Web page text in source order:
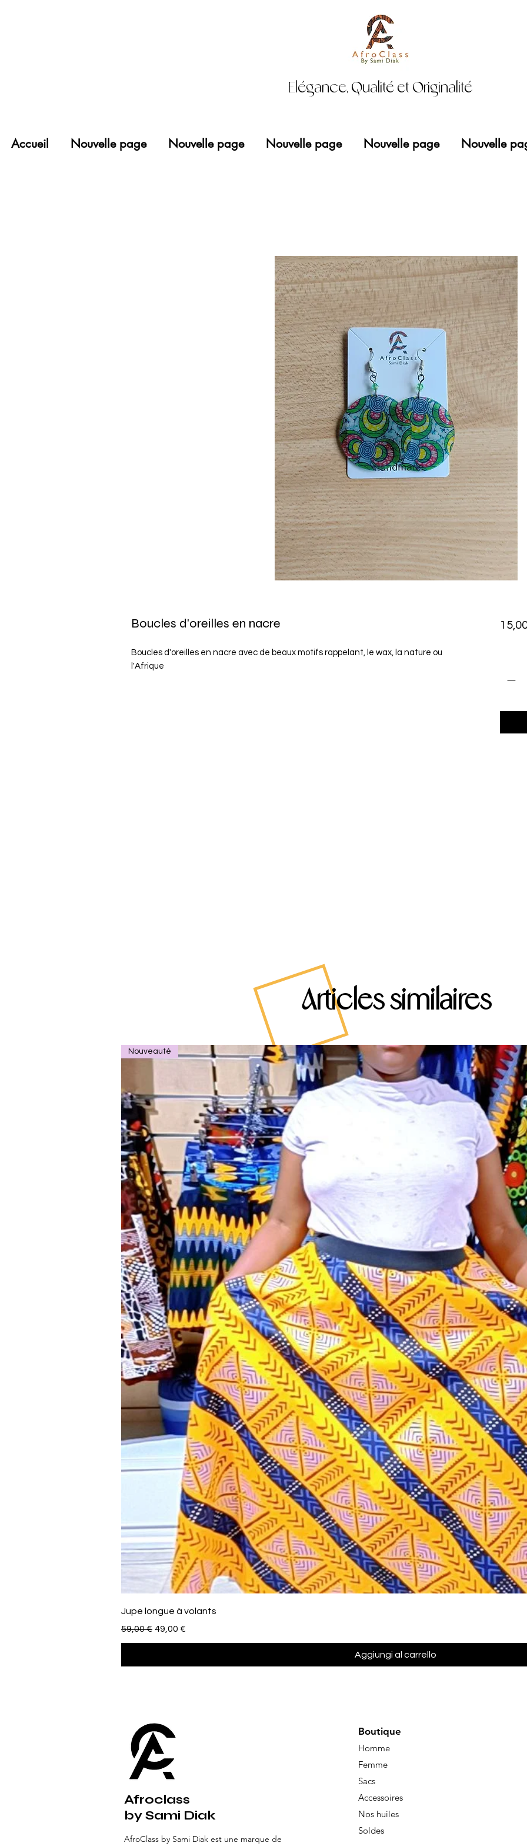
Elégance, Qualité et Originalité
Accueil Nouvelle page Nouvelle page Nouvelle page Nouvelle page Nouvelle
Boucles d'oreilles en nacre
Boucles d'oreilles en nacre avec de beaux motifs rappelant, le wax, la nature ou
l'Afrique
Articles similaires
Nouveauté
Jupe longue à volants
Prezzo regolare
59,00 € Prezzo scontato
49,00 €
Aggiungi al carrello
Afroclass
by Sami Diak
AfroClass by Sami Diak est une marque de
Boutique
Homme
Femme
Sacs
Accessoires
Nos huiles
Soldes